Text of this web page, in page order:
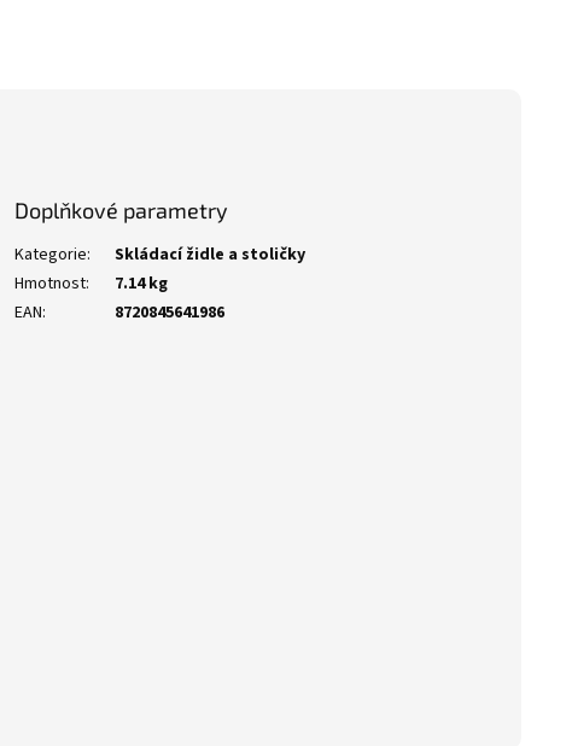
Doplňkové parametry
Kategorie:
Skládací židle a stoličky
Hmotnost:
7.14 kg
EAN: 8720845641986